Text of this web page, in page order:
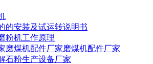
的安装及试运转说明书
粉机工作原理
磨煤机配件厂家磨煤机配件厂家
石粉生产设备厂家